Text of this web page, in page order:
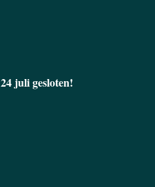
24 juli gesloten!